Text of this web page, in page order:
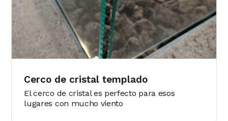
Cerco de cristal templado
El cerco de cristal es perfecto para esos
lugares con mucho viento